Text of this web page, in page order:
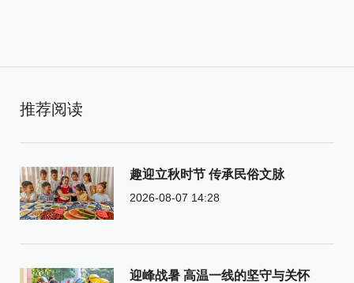
推荐阅读
趣迎立秋时节 传承民俗文脉
2026-08-07 14:28
迎峰战暑 高温一线的坚守与关怀